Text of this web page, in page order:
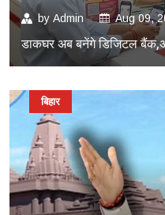
by Admin Aug 09,
डाकघर अब बनेंगे डिजिटल
बिहार